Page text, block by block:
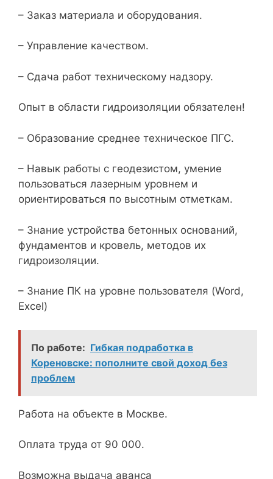
– Заказ материала и оборудования.
– Управление качеством.
– Сдача работ техническому надзору.
Опыт в области гидроизоляции обязателен!
– Образование среднее техническое ПГС.
– Навык работы с геодезистом, умение
пользоваться лазерным уровнем и
ориентироваться по высотным отметкам.
– Знание устройства бетонных оснований,
фундаментов и кровель, методов их
гидроизоляции.
– Знание ПК на уровне пользователя (Word,
Excel)
По работе: Гибкая подработка в
Кореновске: пополните свой доход без
проблем
Работа на объекте в Москве.
Оплата труда от 90 000.
Возможна выдача аванса